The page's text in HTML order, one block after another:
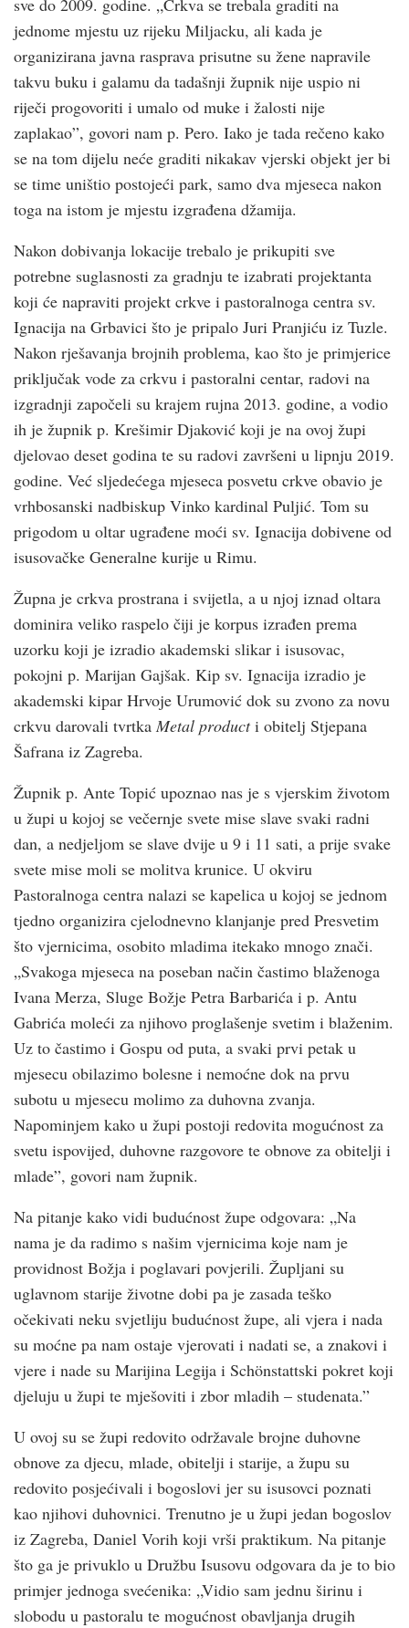
sve do 2009. godine. „Crkva se trebala graditi na
jednome mjestu uz rijeku Miljacku, ali kada je
organizirana javna rasprava prisutne su žene napravile
takvu buku i galamu da tadašnji župnik nije uspio ni
riječi progovoriti i umalo od muke i žalosti nije
zaplakao”, govori nam p. Pero. Iako je tada rečeno kako
se na tom dijelu neće graditi nikakav vjerski objekt jer bi
se time uništio postojeći park, samo dva mjeseca nakon
toga na istom je mjestu izgrađena džamija.
Nakon dobivanja lokacije trebalo je prikupiti sve
potrebne suglasnosti za gradnju te izabrati projektanta
koji će napraviti projekt crkve i pastoralnoga centra sv.
Ignacija na Grbavici što je pripalo Juri Pranjiću iz Tuzle.
Nakon rješavanja brojnih problema, kao što je primjerice
priključak vode za crkvu i pastoralni centar, radovi na
izgradnji započeli su krajem rujna 2013. godine, a vodio
ih je župnik p. Krešimir Djaković koji je na ovoj župi
djelovao deset godina te su radovi završeni u lipnju 2019.
godine. Već sljedećega mjeseca posvetu crkve obavio je
vrhbosanski nadbiskup Vinko kardinal Puljić. Tom su
prigodom u oltar ugrađene moći sv. Ignacija dobivene od
isusovačke Generalne kurije u Rimu.
Župna je crkva prostrana i svijetla, a u njoj iznad oltara
dominira veliko raspelo čiji je korpus izrađen prema
uzorku koji je izradio akademski slikar i isusovac,
pokojni p. Marijan Gajšak. Kip sv. Ignacija izradio je
akademski kipar Hrvoje Urumović dok su zvono za novu
crkvu darovali tvrtka Metal producti obitelj Stjepana
Šafrana iz Zagreba.
Župnik p. Ante Topić upoznao nas je s vjerskim životom
u župi u kojoj se večernje svete mise slave svaki radni
dan, a nedjeljom se slave dvije u 9 i 11 sati, a prije svake
svete mise moli se molitva krunice. U okviru
Pastoralnoga centra nalazi se kapelica u kojoj se jednom
tjedno organizira cjelodnevno klanjanje pred Presvetim
što vjernicima, osobito mladima itekako mnogo znači.
„Svakoga mjeseca na poseban način častimo blaženoga
Ivana Merza, Sluge Božje Petra Barbarića i p. Antu
Gabrića moleći za njihovo proglašenje svetim i blaženim.
Uz to častimo i Gospu od puta, a svaki prvi petak u
mjesecu obilazimo bolesne i nemoćne dok na prvu
subotu u mjesecu molimo za duhovna zvanja.
Napominjem kako u župi postoji redovita mogućnost za
svetu ispovijed, duhovne razgovore te obnove za obitelji i
mlade”, govori nam župnik.
Na pitanje kako vidi budućnost župe odgovara: „Na
nama je da radimo s našim vjernicima koje nam je
providnost Božja i poglavari povjerili. Župljani su
uglavnom starije životne dobi pa je zasada teško
očekivati neku svjetliju budućnost župe, ali vjera i nada
su moćne pa nam ostaje vjerovati i nadati se, a znakovi i
vjere i nade su Marijina Legija i Schönstattski pokret koji
djeluju u župi te mješoviti i zbor mladih – studenata.”
U ovoj su se župi redovito održavale brojne duhovne
obnove za djecu, mlade, obitelji i starije, a župu su
redovito posjećivali i bogoslovi jer su isusovci poznati
kao njihovi duhovnici. Trenutno je u župi jedan bogoslov
iz Zagreba, Daniel Vorih koji vrši praktikum. Na pitanje
što ga je privuklo u Družbu Isusovu odgovara da je to bio
primjer jednoga svećenika: „Vidio sam jednu širinu i
slobodu u pastoralu te mogućnost obavljanja drugih